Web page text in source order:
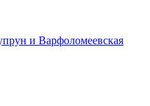
и Варфоломеевская